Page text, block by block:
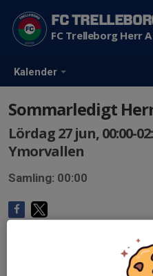
Kalender
FC
FC Trelleborg Herr A
Sommarledigt
Lördag 27 jun, 00:00-
Ymorvallen
Samling: 00:00